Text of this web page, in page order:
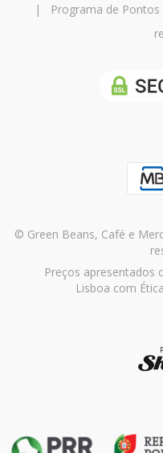
|
Programa de Pontos
© Green Beans, Café e
Preços apresentados
Lisboa com